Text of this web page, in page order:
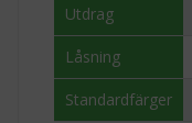
Utdrag
Låsning
Standardfärger